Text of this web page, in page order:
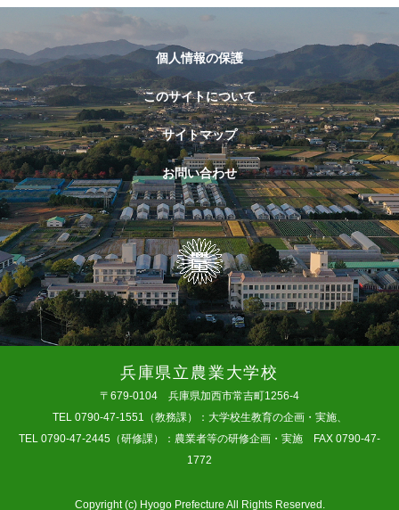
個人情報の保護
このサイトについて
サイトマップ
お問い合わせ
兵庫県立農業大学校
〒679-0104 兵庫県加西市常吉町1256-4
TEL 0790-47-1551（教務課）：大学校生教育の企画・実施、
TEL 0790-47-2445（研修課）：農業者等の研修企画・実施 FAX 0790-47-
1772
Copyright (c) Hyogo Prefecture All Rights Reserved.